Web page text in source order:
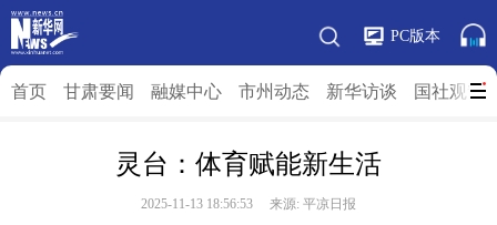
PC版本
首页 甘肃要闻 融媒中心 市州动态 新华访谈 国社观”陇
灵台：体育赋能新生活
2025-11-13 18:56:53 来源: 平凉日报